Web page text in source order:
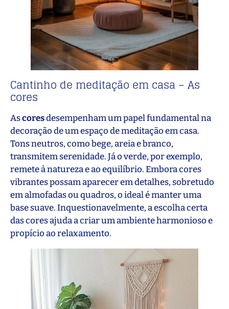
Cantinho de meditação em casa – As
cores
Ascoresdesempenham um papel fundamental na
decoração de um espaço de meditação em casa.
Tons neutros, como bege, areia e branco,
transmitem serenidade. Já o verde, por exemplo,
remete à natureza e ao equilíbrio. Embora cores
vibrantes possam aparecer em detalhes, sobretudo
em almofadas ou quadros, o ideal é manter uma
base suave. Inquestionavelmente, a escolha certa
das cores ajuda a criar um ambiente harmonioso e
propício ao relaxamento.